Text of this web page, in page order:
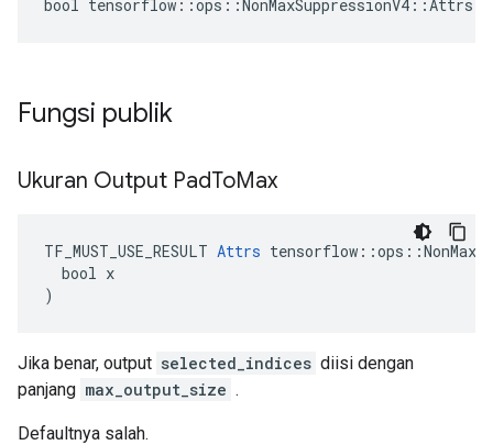
bool
Fungsi publik
Ukuran Output PadToMax
TF_MUST_USE_RESULT Attrs
  bool x
)
Jika benar, output selected_indices diisi dengan
panjang max_output_size .
Defaultnya salah.